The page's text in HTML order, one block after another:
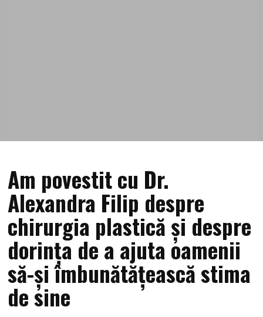
Am povestit cu Dr.
Alexandra Filip despre
chirurgia plastică și despre
dorința de a ajuta oamenii
să-și îmbunătățească stima
de sine